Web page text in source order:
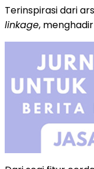
Terinspirasi dari
linkage,